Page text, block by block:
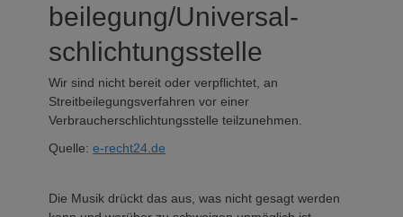
beilegung/Universal­
schlichtungs­stelle
Wir sind nicht bereit oder verpflichtet, an
Streitbeilegungsverfahren vor einer
Verbraucherschlichtungsstelle teilzunehmen.
Quelle: e-recht24.de
Die Musik drückt das aus, was nicht gesagt werden